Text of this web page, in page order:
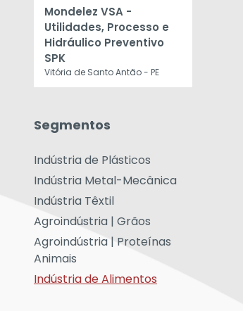
Mondelez VSA -
Utilidades, Processo e
Hidráulico Preventivo
SPK
Vitória de Santo Antão - PE
Segmentos
Indústria de Plásticos
Indústria Metal-Mecânica
Indústria Têxtil
Agroindústria | Grãos
Agroindústria | Proteínas
Animais
Indústria de Alimentos